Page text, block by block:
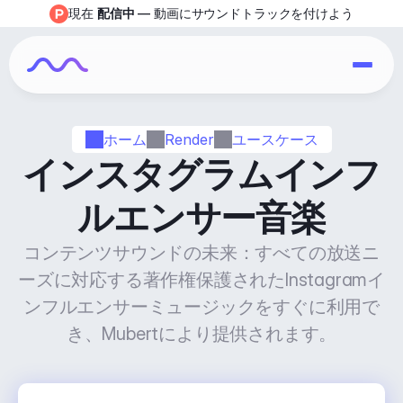
ホーム Render ユースケース
インスタグラムインフ
ルエンサー音楽
コンテンツサウンドの未来：すべての放送ニ
ーズに対応する著作権保護されたInstagramイ
ンフルエンサーミュージックをすぐに利用で
き、Mubertにより提供されます。
現在 配信中 — 動画にサウンドトラックを付けよう